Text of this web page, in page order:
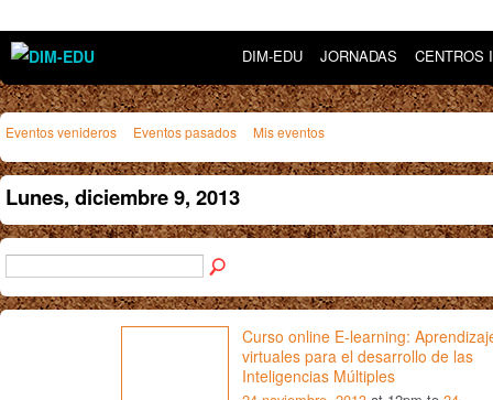
DIM-EDU JORNADAS CENTROS
Eventos venideros Eventos pasados Mis eventos
Lunes, diciembre 9, 2013
Curso online E-learning:
virtuales para el desarrollo de las
Inteligencias Múltiples